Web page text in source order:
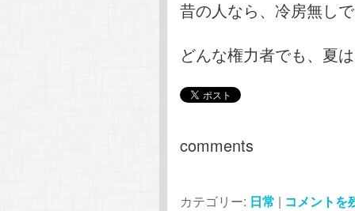
昔の人なら、冷房無し
どんな権力者でも、夏
comments
カテゴリー: 日常 | コメントを